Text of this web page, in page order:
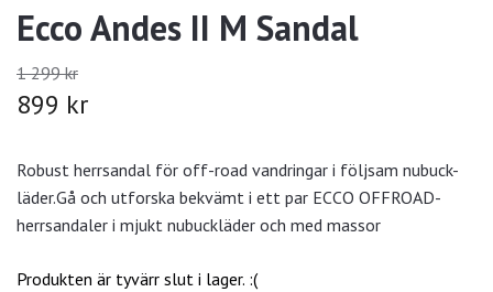
Ecco Andes II M Sandal
1 299 kr
899 kr
Robust herrsandal för off-road vandringar i följsam nubuck-
läder.Gå och utforska bekvämt i ett par ECCO OFFROAD-
herrsandaler i mjukt nubuckläder och med massor
Produkten är tyvärr slut i lager. :(